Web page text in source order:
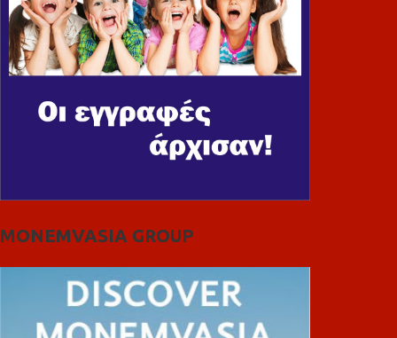
MONEMVASIA GROUP